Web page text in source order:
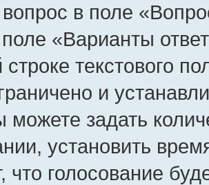
в поле
поле «Варианты
строке текстового
и
можете задать
установить
что голосование